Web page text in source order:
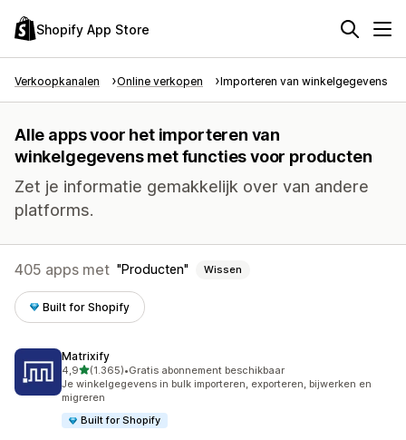
Shopify App Store
Verkoopkanalen Online verkopen Importeren van winkelgegevens
Alle apps voor het importeren van
winkelgegevens met functies voor producten
Zet je informatie gemakkelijk over van andere
platforms.
405 apps met Producten Wissen
Built for Shopify
Matrixify
4,9van 5 sterren
(1.365)
1365 recensies in totaal
•Gratis abonnement beschikbaar
Je winkelgegevens in bulk importeren, exporteren, bijwerken en
migreren
Built for Shopify